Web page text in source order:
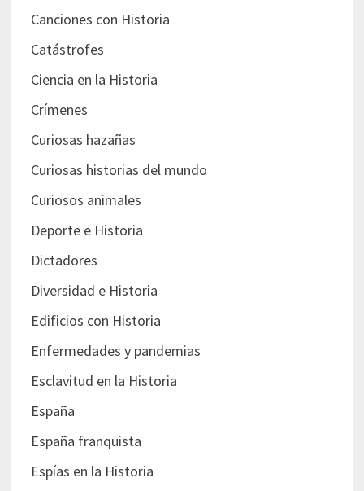
Canciones con Historia
Catástrofes
Ciencia en la Historia
Crímenes
Curiosas hazañas
Curiosas historias del mundo
Curiosos animales
Deporte e Historia
Dictadores
Diversidad e Historia
Edificios con Historia
Enfermedades y pandemias
Esclavitud en la Historia
España
España franquista
Espías en la Historia